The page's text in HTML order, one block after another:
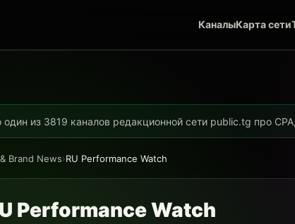
КаналыКарта сети
один из 3819 каналов редакционной сети public.tg про
Brand News›RU Performance Watch
Performance Watch